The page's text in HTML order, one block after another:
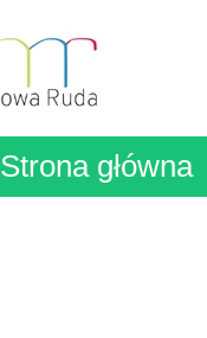
Strona główna